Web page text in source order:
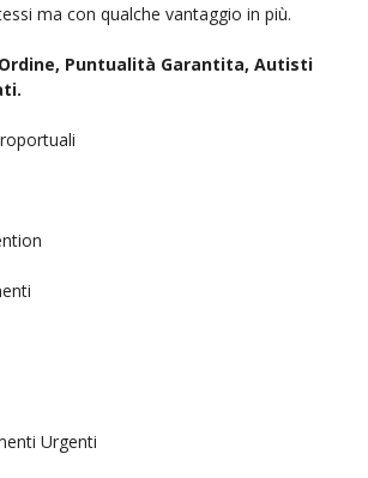
ma con qualche vantaggio in più.
Puntualità Garantita, Autisti
Urgenti